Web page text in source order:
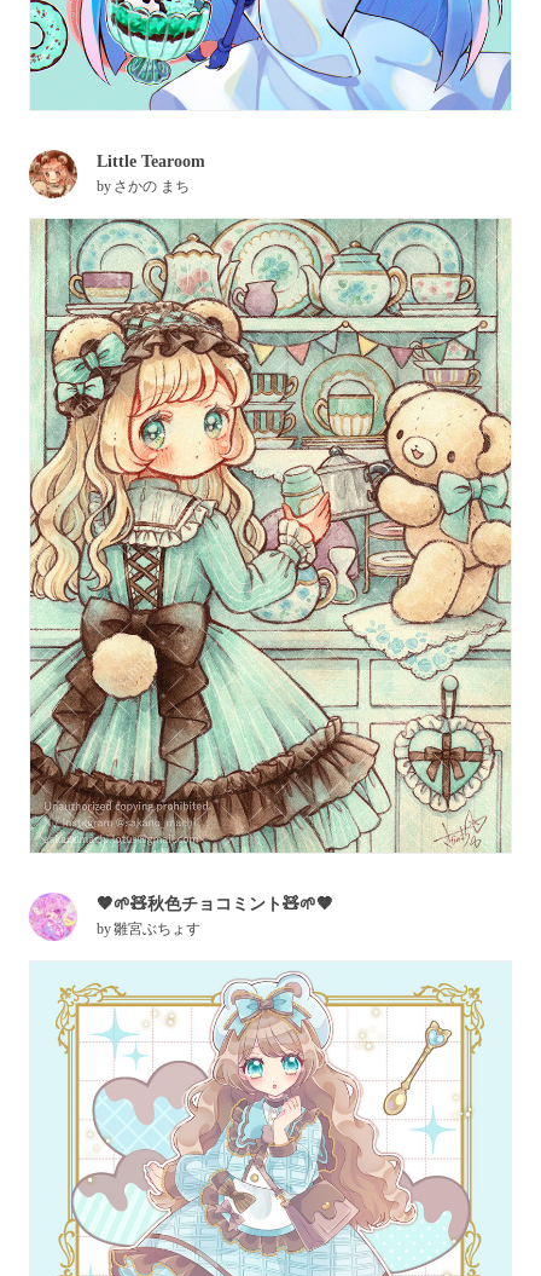
Little Tearoom
by さかの まち
🤎🌱🧸秋色チョコミント🧸🌱🤎
by雛宮ぶちょす